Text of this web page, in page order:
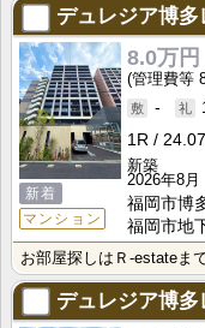
デュレジア博多
新着
マンション
8.0万円
-
1R
新築
2026年8月
福岡市博
福岡市地
お部屋探しはＲ-estateま
デュレジア博多